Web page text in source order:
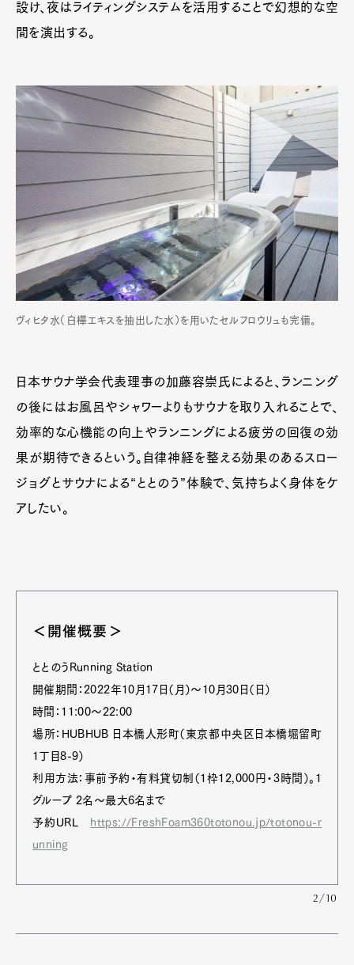
設け、夜はライティングシステムを活用することで幻想的な空
間を演出する。
ヴィヒタ水（白樺エキスを抽出した水）を用いたセルフロウリュも完備。
日本サウナ学会代表理事の加藤容崇氏によると、ランニング
の後にはお風呂やシャワーよりもサウナを取り入れることで、
効率的な心機能の向上やランニングによる疲労の回復の効
果が期待できるという。自律神経を整える効果のあるスロー
ジョグとサウナによる“ととのう”体験で、気持ちよく身体をケ
アしたい。
＜開催概要＞
ととのうRunning Station
開催期間：2022年10月17日（月）～10月30日（日）
時間：11:00〜22:00
場所：HUBHUB 日本橋人形町（東京都中央区日本橋堀留町
1丁目8-9）
利用方法：事前予約・有料貸切制（1枠12,000円・3時間）。1
グループ 2名〜最大6名まで
予約URL
https://FreshFoam360totonou.jp/totonou-r
unning
2/10